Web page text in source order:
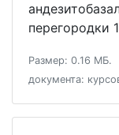
перегородки
Размер: 0.16 МБ.
документа: